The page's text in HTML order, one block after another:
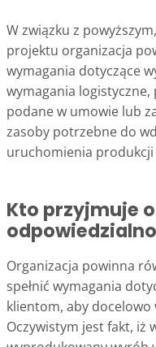
W związku z
projektu organizacja
wymagania dotyczące
wymagania
podane w umowie lub
zasoby potrzebne do
uruchomienia produkcji
Kto przyjmuje
Organizacja powinna
spełnić wymagania
klientom, aby
Oczywistym jest fakt, iż